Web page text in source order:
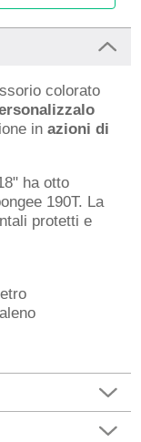
colorato
inazioni di
ha otto
190T. La
protetti e